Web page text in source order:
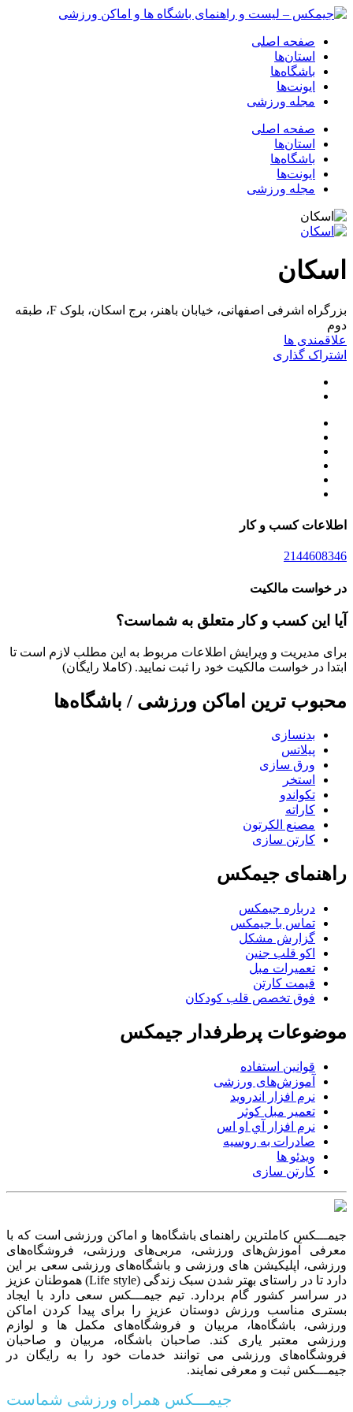
صفحه اصلی
استان‌ها
باشگاه‌ها
ایونت‌ها
مجله ورزشی
صفحه اصلی
استان‌ها
باشگاه‌ها
ایونت‌ها
مجله ورزشی
اسکان
بزرگراه اشرفی اصفهانی، خیابان باهنر، برج اسکان، بلوک F، طبقه
دوم
علاقمندی ها
اشتراک گذاری
اطلاعات کسب و کار
2144608346
در خواست مالکیت
آیا این کسب و کار متعلق به شماست؟
برای مدیریت و ویرایش اطلاعات مربوط به این مطلب لازم است تا
ابتدا در خواست مالکیت خود را ثبت نمایید. (کاملا رایگان)
محبوب ترین اماکن ورزشی / باشگاه‌ها
بدنسازی
پیلاتس
ورق سازی
استخر
تکواندو
کاراته
مصنع الکرتون
کارتن سازی
راهنمای جیمکس
درباره جیمکس
تماس با جیمکس
گزارش مشکل
اکو قلب جنین
تعمیرات مبل
قیمت کارتن
فوق تخصص قلب کودکان
موضوعات پرطرفدار جیمکس
قوانین استفاده
آموزش‌های ورزشی
نرم افزار اندروید
تعمیر مبل کوثر
نرم افزار آي او اس
صادرات به روسیه
ویدئو ها
کارتن سازی
جیمـــکس کاملترین راهنمای باشگاه‌ها و اماکن ورزشی است که با
معرفی آموزش‌های ورزشی، مربی‌های ورزشی، فروشگاه‌های
ورزشی، اپلیکیشن های ورزشی و باشگاه‌های ورزشی سعی بر این
دارد تا در راستای بهتر شدن سبک زندگی (Life style) هموطنان عزیز
در سراسر کشور گام بردارد. تیم جیمـــکس سعی دارد با ایجاد
بستری مناسب ورزش دوستان عزیز را برای پیدا کردن اماکن
ورزشی، باشگاه‌ها، مربیان و فروشگاه‌های مکمل ها و لوازم
ورزشی معتبر یاری کند. صاحبان باشگاه‌، مربیان و صاحبان
فروشگاه‌های ورزشی می توانند خدمات خود را به رایگان در
جیمـــکس ثبت و معرفی نمایند.
جیمـــکس همراه ورزشی شماست